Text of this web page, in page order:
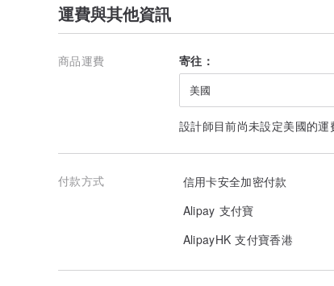
所有商品皆為手工製作，個別成品可能存在些微差異，
由於商品多為精緻工藝，
運費與其他資訊
商品運費 寄往：
美國
設計師目前尚未設定美國的
付款方式
信用卡安全加密付款
Alipay 支付寶
AlipayHK 支付寶香港